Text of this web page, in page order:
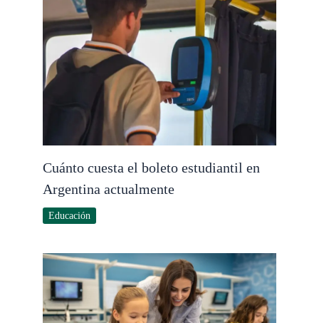
Cuánto cuesta el boleto estudiantil en
Argentina actualmente
Educación